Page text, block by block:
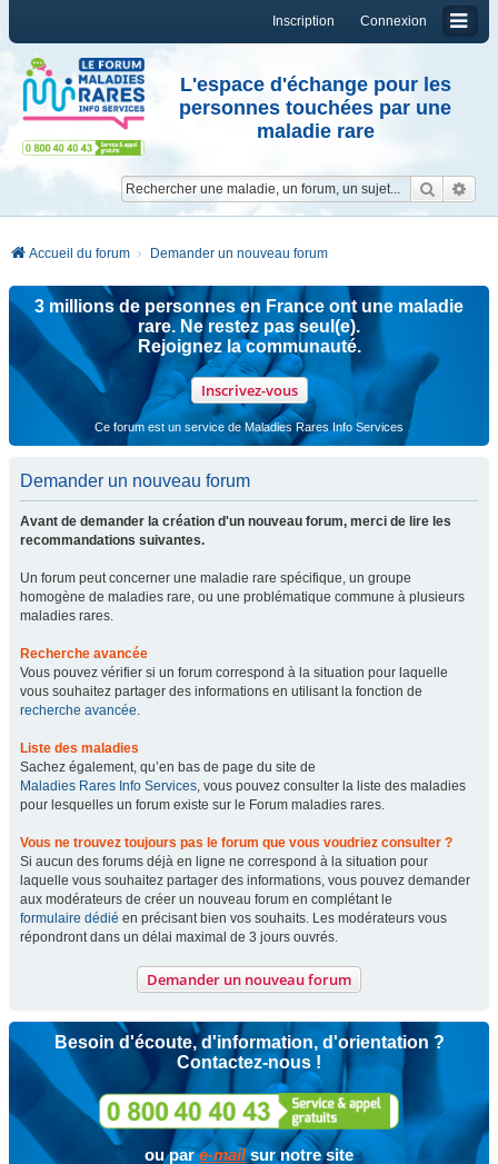
Connexion
Inscription
L'espace d'échange pour les
personnes touchées par une
maladie rare
Accueil du forum Demander un nouveau forum
3 millions de personnes en France ont une maladie
rare. Ne restez pas seul(e).
Rejoignez la communauté.
Inscrivez-vous
Ce forum est un service de Maladies Rares Info Services
Demander un nouveau forum
Avant de demander la création d'un nouveau forum, merci de lire les
recommandations suivantes.
Un forum peut concerner une maladie rare spécifique, un groupe
homogène de maladies rare, ou une problématique commune à plusieurs
maladies rares.
Recherche avancée
Vous pouvez vérifier si un forum correspond à la situation pour laquelle
vous souhaitez partager des informations en utilisant la fonction de
recherche avancée.
Liste des maladies
Sachez également, qu’en bas de page du site de
Maladies Rares Info Services, vous pouvez consulter la liste des maladies
pour lesquelles un forum existe sur le Forum maladies rares.
Vous ne trouvez toujours pas le forum que vous voudriez consulter ?
Si aucun des forums déjà en ligne ne correspond à la situation pour
laquelle vous souhaitez partager des informations, vous pouvez demander
aux modérateurs de créer un nouveau forum en complétant le
formulaire dédié en précisant bien vos souhaits. Les modérateurs vous
répondront dans un délai maximal de 3 jours ouvrés.
Demander un nouveau forum
Besoin d'écoute, d'information, d'orientation ?
Contactez-nous !
ou pare-mailsur notre site